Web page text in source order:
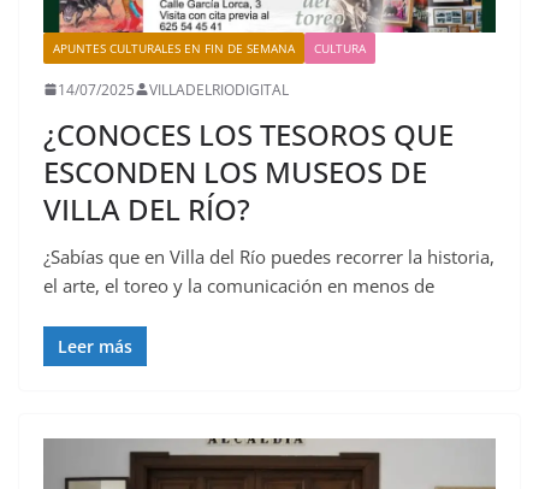
APUNTES CULTURALES EN FIN DE SEMANA CULTURA
14/07/2025 VILLADELRIODIGITAL
¿CONOCES LOS TESOROS QUE
ESCONDEN LOS MUSEOS DE
VILLA DEL RÍO?
¿Sabías que en Villa del Río puedes recorrer la historia,
el arte, el toreo y la comunicación en menos de
Leer más